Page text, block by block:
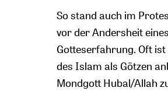
So stand auch im
vor der Andersheit
Gotteserfahrung. Oft
des Islam als Götzen
Mondgott Hubal/Allah